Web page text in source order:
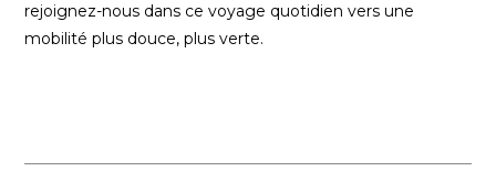
rejoignez-nous dans ce voyage quotidien vers une
mobilité plus douce, plus verte.